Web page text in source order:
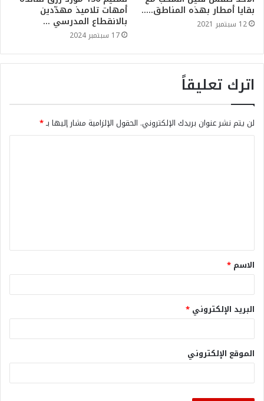
بقايا أمطار بهذه المناطق…..
12 سبتمبر 2021
أمهات تلاميذ مهدّدين
بالانقطاع المدرسي …
17 سبتمبر 2024
اترك تعليقاً
لن يتم نشر عنوان بريدك الإلكتروني. الحقول الإلزامية مشار إليها بـ*
الاسم *
البريد الإلكتروني *
الموقع الإلكتروني